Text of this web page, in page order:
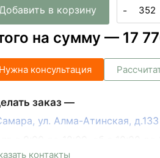
в корзину -
на сумму — 17
Нужна консультация
заказ —
ул. Алма-Атинская,
контакты